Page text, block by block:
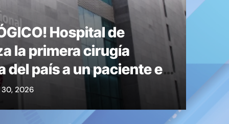
Hospital de
la primera cirugía
país a un paciente en
2026